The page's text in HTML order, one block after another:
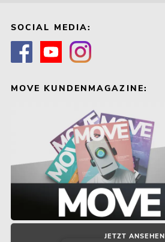
SOCIAL MEDIA:
MOVE KUNDENMAGAZINE:
JETZT ANSEHEN